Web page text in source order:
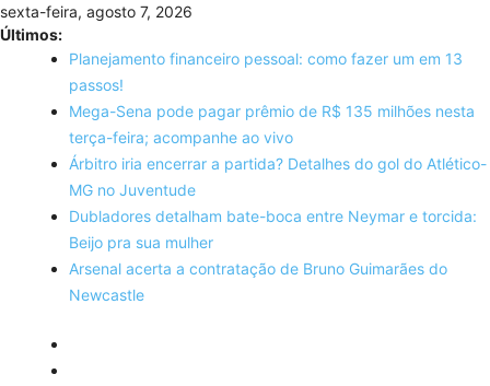
Skip
to
content
sexta-feira, agosto 7, 2026
Últimos:
Planejamento financeiro pessoal: como fazer um em 13
passos!
Mega-Sena pode pagar prêmio de R$ 135 milhões nesta
terça-feira; acompanhe ao vivo
Árbitro iria encerrar a partida? Detalhes do gol do Atlético-
MG no Juventude
Dubladores detalham bate-boca entre Neymar e torcida:
Beijo pra sua mulher
Arsenal acerta a contratação de Bruno Guimarães do
Newcastle